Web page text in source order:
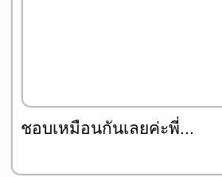
ชอบเหมือนกันเลยค่ะพี่...